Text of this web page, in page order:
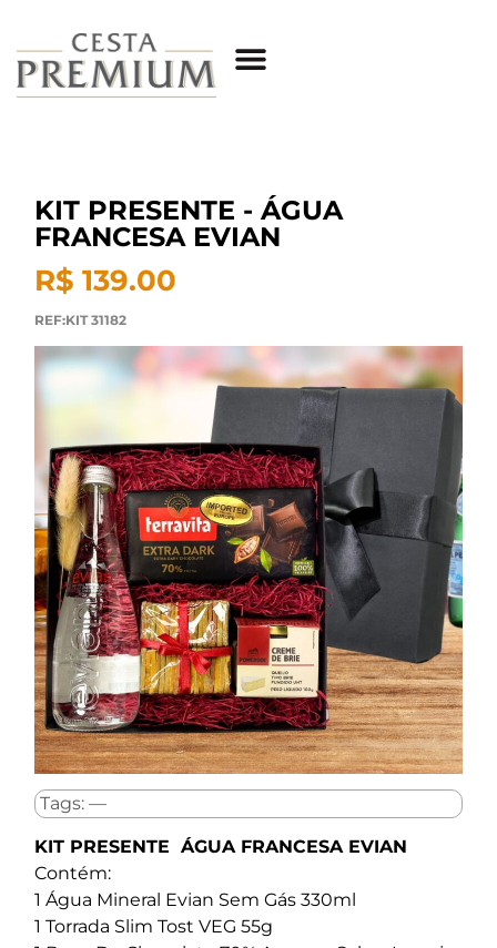
KIT PRESENTE - ÁGUA
FRANCESA EVIAN
R$ 139.00
REF:KIT 31182
Tags: —
KIT PRESENTE ÁGUA FRANCESA EVIAN
Contém:
1 Água Mineral Evian Sem Gás 330ml
1 Torrada Slim Tost VEG 55g